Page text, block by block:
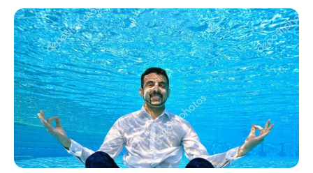
A színész legendás visszatérését a 24.hu
dokumentálta, egy olyan történetet mesélve el, ami